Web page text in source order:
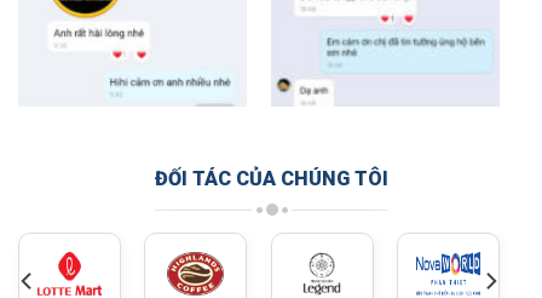
ĐỐI TÁC CỦA CHÚNG TÔI